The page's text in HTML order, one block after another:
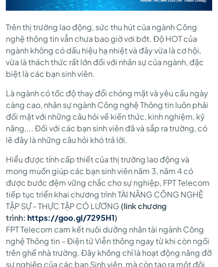
CƠ
HỘI
“THỰC
TẬP
HƯỞNG
LƯƠNG”
DÀNH
Trên thị trường lao động, sức thu hút của ngành Công
nghệ thông tin vẫn chưa bao giờ vơi bớt. Độ HOT của
ngành không có dấu hiệu hạ nhiệt và đây vừa là cơ hội,
vừa là thách thức rất lớn đối với nhân sự của ngành, đặc
biệt là các bạn sinh viên.
Là ngành có tốc độ thay đổi chóng mặt và yêu cầu ngày
càng cao, nhân sự ngành Công nghệ Thông tin luôn phải
đối mặt với những câu hỏi về kiến thức, kinh nghiệm, kỹ
năng,... Đối với các bạn sinh viên đã và sắp ra trường, có
lẽ đây là những câu hỏi khó trả lời.
Hiểu được tính cấp thiết của thị trường lao động và
mong muốn giúp các bạn sinh viên năm 3, năm 4 có
được bước đệm vững chắc cho sự nghiệp, FPT Telecom
tiếp tục triển khai chương trình TÀI NĂNG CÔNG NGHỆ
TẬP SỰ - THỰC TẬP CÓ LƯƠNG(link chương
trình: https://goo.gl/7295H1)
FPT Telecom cam kết nuôi dưỡng nhân tài ngành Công
nghệ Thông tin – Điện tử Viễn thông ngay từ khi còn ngồi
trên ghế nhà trường. Đây không chỉ là hoạt động nâng đỡ
sự nghiệp của các bạn Sinh viên, mà còn tạo ra một đội